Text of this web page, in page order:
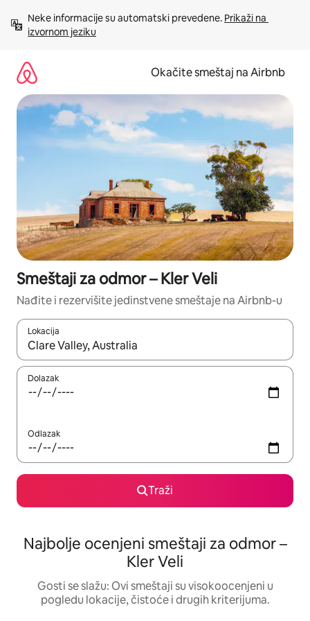
sadržaj
Neke informacije su automatski prevedene. Prikaži na
izvornom jeziku
Okačite smeštaj na Airbnb
Smeštaji za odmor – Kler Veli
Nađite i rezervišite jedinstvene smeštaje na Airbnb-u
Lokacija
Kad su rezultati dostupni, možete da se krećete kroz njih
Dolazak
Odlazak
Traži
Najbolje ocenjeni smeštaji za odmor –
Kler Veli
Gosti se slažu: Ovi smeštaji su visokoocenjeni u
pogledu lokacije, čistoće i drugih kriterijuma.